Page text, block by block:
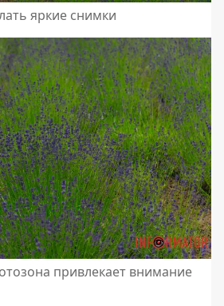
яркие снимки
привлекает внимание